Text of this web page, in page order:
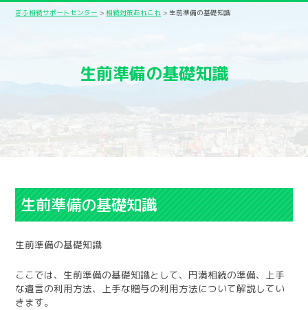
ぎふ相続サポートセンター >相続対策あれこれ >生前準備の基礎知識
生前準備の基礎知識
生前準備の基礎知識
生前準備の基礎知識
ここでは、生前準備の基礎知識として、円満相続の準備、上手
な遺言の利用方法、上手な贈与の利用方法について解説してい
きます。